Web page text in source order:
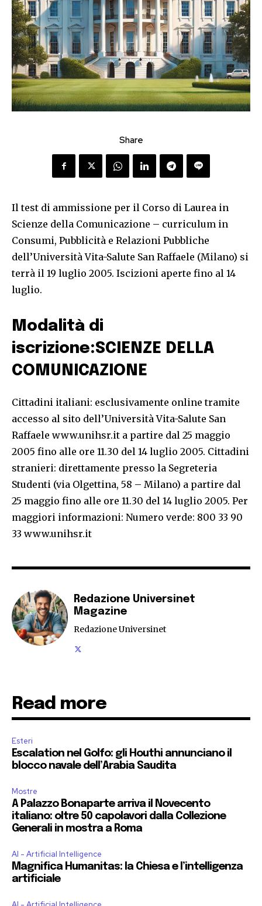
Share
Il test di ammissione per il Corso di Laurea in
Scienze della Comunicazione – curriculum in
Consumi, Pubblicità e Relazioni Pubbliche
dell’Università Vita-Salute San Raffaele (Milano) si
terrà il 19 luglio 2005. Iscizioni aperte fino al 14
luglio.
Modalità di
iscrizione:SCIENZE DELLA
COMUNICAZIONE
Cittadini italiani: esclusivamente online tramite
accesso al sito dell’Università Vita-Salute San
Raffaele www.unihsr.it a partire dal 25 maggio
2005 fino alle ore 11.30 del 14 luglio 2005. Cittadini
stranieri: direttamente presso la Segreteria
Studenti (via Olgettina, 58 – Milano) a partire dal
25 maggio fino alle ore 11.30 del 14 luglio 2005. Per
maggiori informazioni: Numero verde: 800 33 90
33 www.unihsr.it
Redazione Universinet
Magazine
Redazione Universinet
Read more
Esteri
Escalation nel Golfo: gli Houthi annunciano il
blocco navale dell’Arabia Saudita
Mostre
A Palazzo Bonaparte arriva il Novecento
italiano: oltre 50 capolavori dalla Collezione
Generali in mostra a Roma
AI - Artificial Intelligence
Magnifica Humanitas: la Chiesa e l’intelligenza
artificiale